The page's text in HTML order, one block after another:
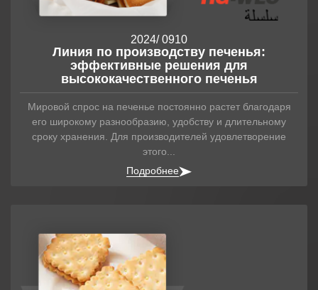
10
/ 09
2024
Линия по производству печенья:
эффективные решения для
высококачественного печенья
Мировой спрос на печенье постоянно растет благодаря
его широкому разнообразию, удобству и длительному
сроку хранения. Для производителей удовлетворение
этого...
Подробнее